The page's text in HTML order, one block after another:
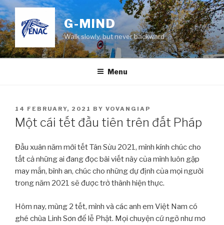
Skip
to
content
G-MIND
Walk slowly, but never backward
Menu
POSTED
ON
14 FEBRUARY, 2021 BY VOVANGIAP
Một cái tết đầu tiên trên đất Pháp
Đầu xuân năm mới tết Tân Sửu 2021, mình kính chúc cho
tất cả những ai đang đọc bài viết này của mình luôn gặp
may mắn, bình an, chúc cho những dự định của mọi người
trong năm 2021 sẽ được trở thành hiện thực.
Hôm nay, mùng 2 tết, mình và các anh em Việt Nam có
ghé chùa Linh Sơn để lễ Phật. Mọi chuyện cứ ngỡ như mơ